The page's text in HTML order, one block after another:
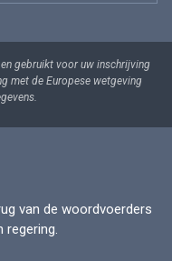
gebruikt voor uw inschrijving
met de Europese wetgeving
van de woordvoerders
regering.